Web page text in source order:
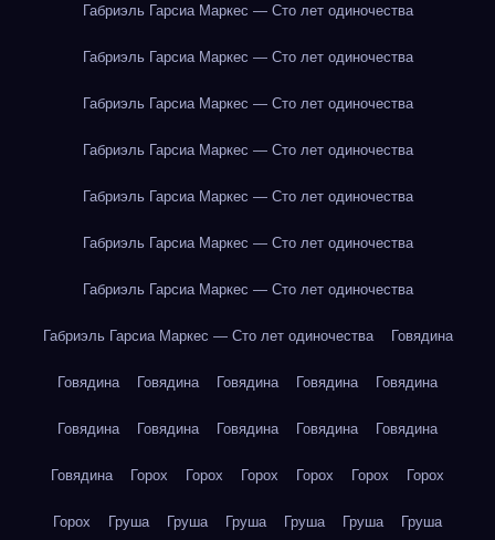
Габриэль Гарсиа Маркес — Сто лет одиночества
Габриэль Гарсиа Маркес — Сто лет одиночества
Габриэль Гарсиа Маркес — Сто лет одиночества
Габриэль Гарсиа Маркес — Сто лет одиночества
Габриэль Гарсиа Маркес — Сто лет одиночества
Габриэль Гарсиа Маркес — Сто лет одиночества
Габриэль Гарсиа Маркес — Сто лет одиночества
Габриэль Гарсиа Маркес — Сто лет одиночества Говядина
Говядина Говядина Говядина Говядина Говядина
Говядина Говядина Говядина Говядина Говядина
Говядина Горох Горох Горох Горох Горох Горох
Горох Груша Груша Груша Груша Груша Груша